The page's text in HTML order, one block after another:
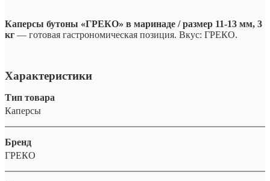
Каперсы бутоны «ГРЕКО» в маринаде / размер 11-13 мм, 3
кг — готовая гастрономическая позиция. Вкус: ГРЕКО.
Характеристики
Тип товара
Каперсы
Бренд
ГРЕКО